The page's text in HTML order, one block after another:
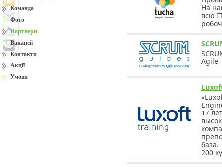
На
всю
Agile
17
база.
200
Команда
Фото
Партнери
Вакансії
Контакти
Акції
Умови